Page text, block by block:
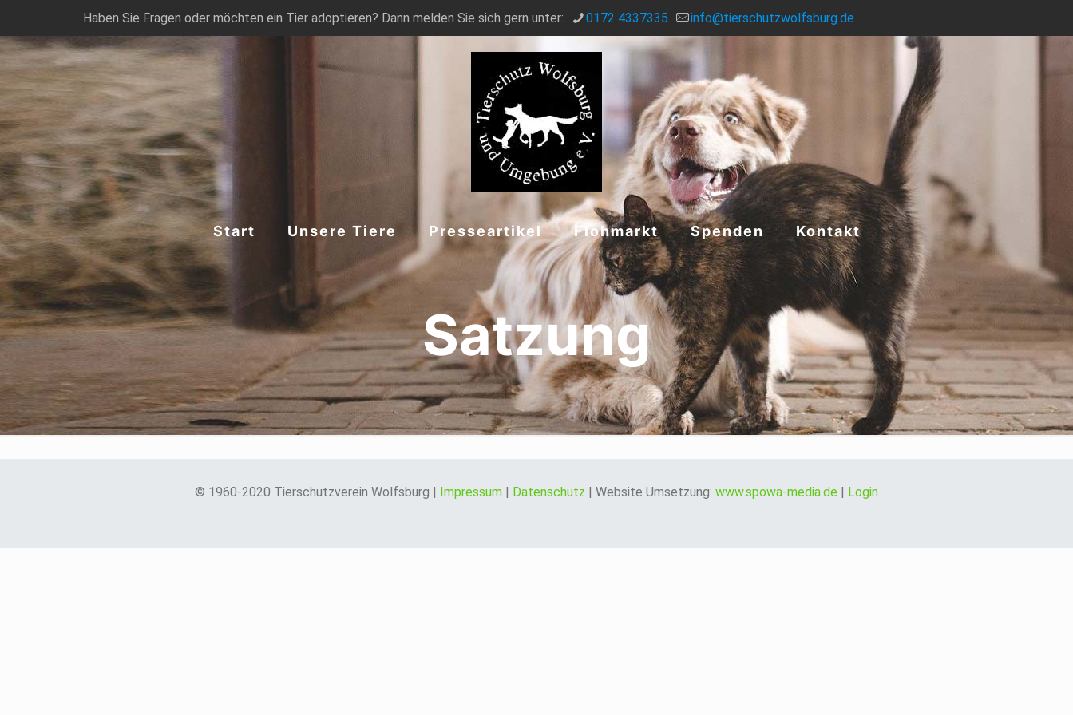
Haben Sie Fragen oder möchten ein Tier adoptieren? Dann melden Sie sich gern unter: 0172 4337335 info@tierschutzwolfsburg.de
Start Unsere Tiere Presseartikel Flohmarkt Spenden Kontakt
Satzung
© 1960-2020 Tierschutzverein Wolfsburg | Impressum | Datenschutz | Website Umsetzung: www.spowa-media.de | Login